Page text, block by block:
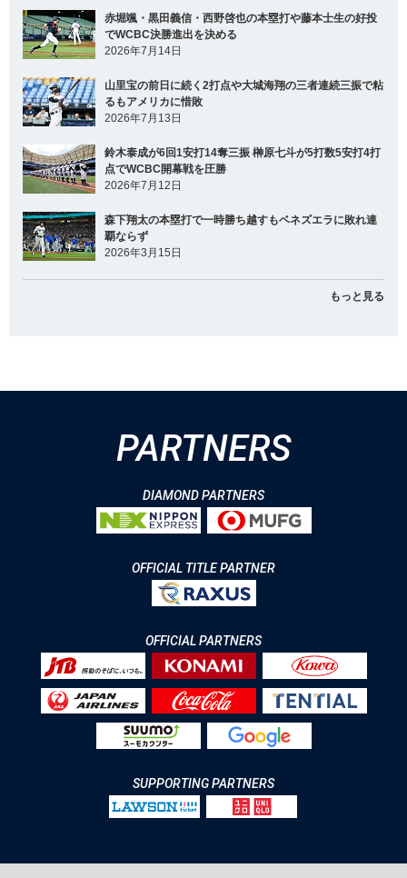
赤堀颯・黒田義信・西野啓也の本塁打や藤本士生の好投
でWCBC決勝進出を決める
2026年7月14日
山里宝の前日に続く2打点や大城海翔の三者連続三振で粘
るもアメリカに惜敗
2026年7月13日
鈴木泰成が6回1安打14奪三振 榊原七斗が5打数5安打4打
点でWCBC開幕戦を圧勝
2026年7月12日
森下翔太の本塁打で一時勝ち越すもベネズエラに敗れ連
覇ならず
2026年3月15日
もっと見る
PARTNERS
DIAMOND PARTNERS
OFFICIAL TITLE PARTNER
OFFICIAL PARTNERS
SUPPORTING PARTNERS